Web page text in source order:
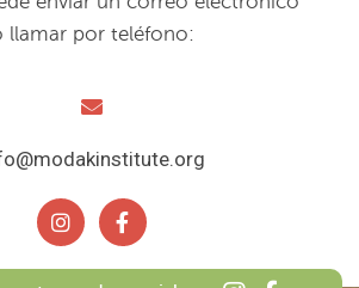
llamar por teléfono: